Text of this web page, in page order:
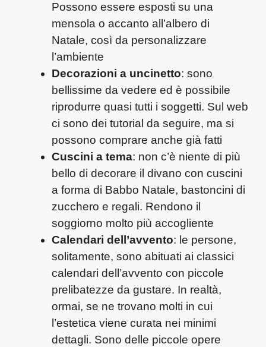
Possono essere esposti su una
mensola o accanto all’albero di
Natale, così da personalizzare
l’ambiente
Decorazioni a uncinetto: sono
bellissime da vedere ed è possibile
riprodurre quasi tutti i soggetti. Sul web
ci sono dei tutorial da seguire, ma si
possono comprare anche già fatti
Cuscini a tema: non c’è niente di più
bello di decorare il divano con cuscini
a forma di Babbo Natale, bastoncini di
zucchero e regali. Rendono il
soggiorno molto più accogliente
Calendari dell’avvento: le persone,
solitamente, sono abituati ai classici
calendari dell’avvento con piccole
prelibatezze da gustare. In realtà,
ormai, se ne trovano molti in cui
l’estetica viene curata nei minimi
dettagli. Sono delle piccole opere